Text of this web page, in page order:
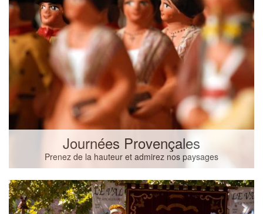
Journées Provençales
Prenez de la hauteur et admirez nos paysages